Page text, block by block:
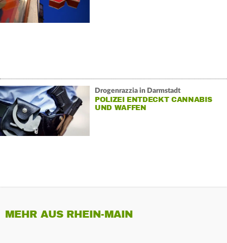
Drogenrazzia in Darmstadt
POLIZEI ENTDECKT CANNABIS
UND WAFFEN
MEHR AUS RHEIN-MAIN